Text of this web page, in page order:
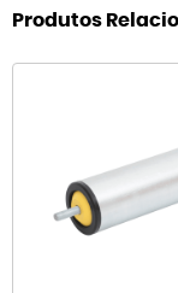
Produtos